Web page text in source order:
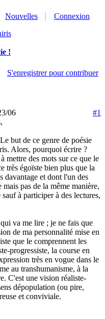
Nouvelles
Connexion
!
S'enregistrer pour contribuer
06
#1
but de ce genre de poésie
Alors, pourquoi écrire ?
mettre des mots sur ce que le
très égoïste bien plus que la
davantage et dont l'un des
pas de la même manière,
à participer à des lectures,
va me lire ; je ne fais que
de ma personnalité mise en
que le comprennent les
progressiste, la course en
très en vogue dans le
au transhumanisme, à la
C'est une vision réaliste-
dépopulation (ou pire,
et conviviale.